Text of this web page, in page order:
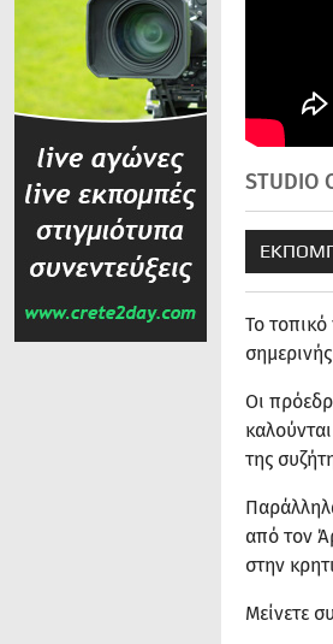
STUDIO
Το
Οι
της
από τον
στην
Μείνετε